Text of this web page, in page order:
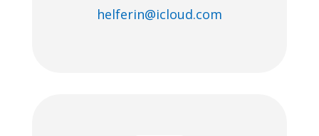
helferin@icloud.com